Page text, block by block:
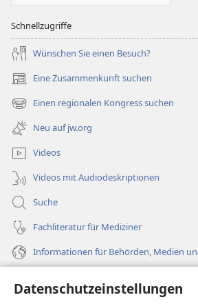
Datenschutzeinstellungen
Schnellzugriffe
Wünschen Sie einen Besuch?
Eine Zusammenkunft suchen
(öffnet
neues
Fenster)
Einen regionalen Kongress suchen
(öffnet
neues
Fenster)
Neu auf jw.org
Videos
Videos mit Audiodeskriptionen
Suche
Fachliteratur für Mediziner
Informationen für Behörden, Medien